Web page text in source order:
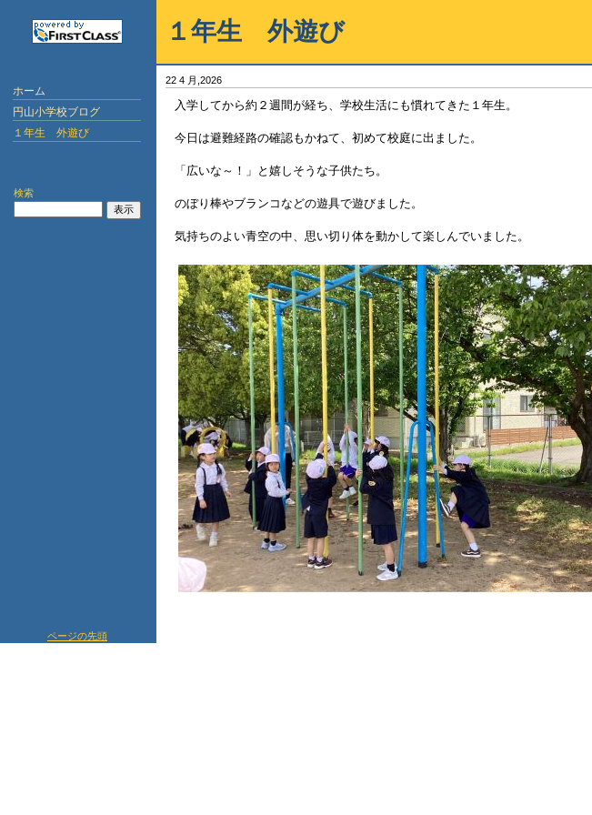
ホーム
円山小学校ブログ
１年生 外遊び
検索
１年生 外遊び
22 4 月,2026
入学してから約２週間が経ち、学校生活にも慣れてきた１年生。
今日は避難経路の確認もかねて、初めて校庭に出ました。
「広いな～！」と嬉しそうな子供たち。
のぼり棒やブランコなどの遊具で遊びました。
気持ちのよい青空の中、思い切り体を動かして楽しんでいました。
ページの先頭